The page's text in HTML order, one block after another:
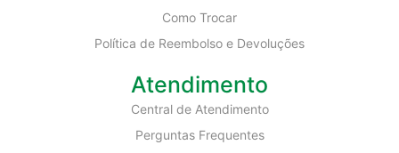
Como Trocar
Política de Reembolso e Devoluções
Atendimento
Central de Atendimento
Perguntas Frequentes